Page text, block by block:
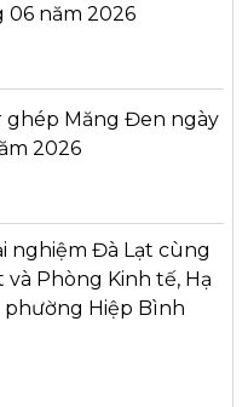
06 năm 2026
Măng Đen ngày
2026
nghiệm Đà Lạt cùng
và Phòng Kinh tế, Hạ
Hiệp Bình